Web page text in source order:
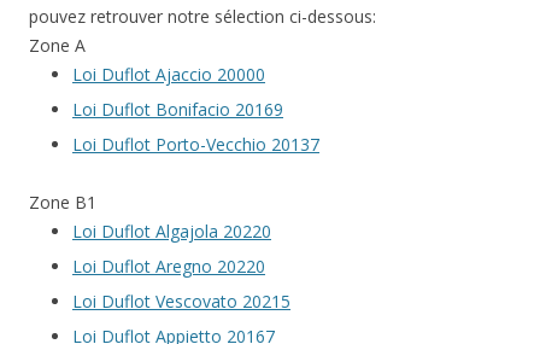
pouvez retrouver notre sélection ci-dessous:
Zone A
Loi Duflot Ajaccio 20000
Loi Duflot Bonifacio 20169
Loi Duflot Porto-Vecchio 20137
Zone B1
Loi Duflot Algajola 20220
Loi Duflot Aregno 20220
Loi Duflot Vescovato 20215
Loi Duflot Appietto 20167